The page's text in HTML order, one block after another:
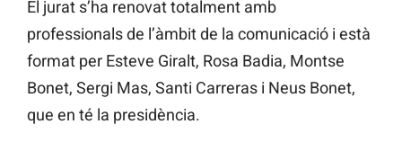
El jurat s’ha renovat totalment amb
professionals de l’àmbit de la comunicació i està
format per Esteve Giralt, Rosa Badia, Montse
Bonet, Sergi Mas, Santi Carreras i Neus Bonet,
que en té la presidència.